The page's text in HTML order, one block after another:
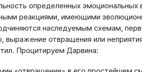
определенных
реакциями, имеющими
наследуемым схемам,
выражение отвращения или
Процитируем Дарвина: